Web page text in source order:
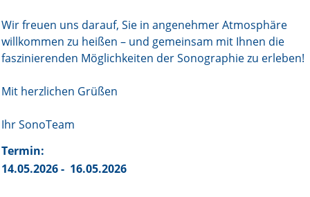
Wir freuen uns darauf, Sie in angenehmer Atmosphäre
willkommen zu heißen – und gemeinsam mit Ihnen die
faszinierenden Möglichkeiten der Sonographie zu erleben!
Mit herzlichen Grüßen
Ihr SonoTeam
Termin:
14.05.2026 - 16.05.2026